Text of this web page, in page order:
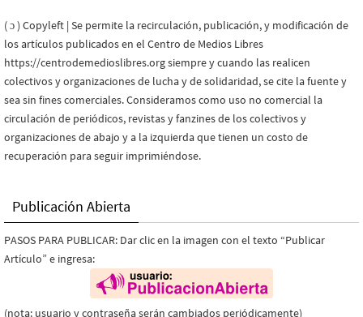
( ɔ ) Copyleft | Se permite la recirculación, publicación, y modificación de
los artículos publicados en el Centro de Medios Libres
https://centrodemedioslibres.org siempre y cuando las realicen
colectivos y organizaciones de lucha y de solidaridad, se cite la fuente y
sea sin fines comerciales. Consideramos como uso no comercial la
circulación de periódicos, revistas y fanzines de los colectivos y
organizaciones de abajo y a la izquierda que tienen un costo de
recuperación para seguir imprimiéndose.
Publicación Abierta
PASOS PARA PUBLICAR: Dar clic en la imagen con el texto “Publicar
Artículo” e ingresa:
(nota: usuario y contraseña serán cambiados periódicamente)